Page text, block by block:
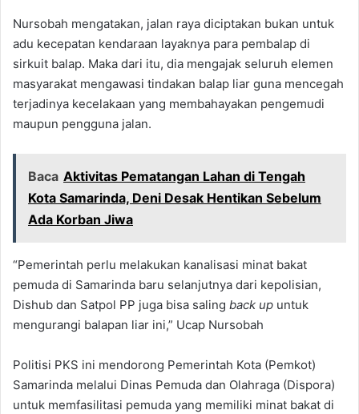
Nursobah mengatakan, jalan raya diciptakan bukan untuk
adu kecepatan kendaraan layaknya para pembalap di
sirkuit balap. Maka dari itu, dia mengajak seluruh elemen
masyarakat mengawasi tindakan balap liar guna mencegah
terjadinya kecelakaan yang membahayakan pengemudi
maupun pengguna jalan.
Baca Aktivitas Pematangan Lahan di Tengah
Kota Samarinda, Deni Desak Hentikan Sebelum
Ada Korban Jiwa
“Pemerintah perlu melakukan kanalisasi minat bakat
pemuda di Samarinda baru selanjutnya dari kepolisian,
Dishub dan Satpol PP juga bisa saling back up untuk
mengurangi balapan liar ini,” Ucap Nursobah
Politisi PKS ini mendorong Pemerintah Kota (Pemkot)
Samarinda melalui Dinas Pemuda dan Olahraga (Dispora)
untuk memfasilitasi pemuda yang memiliki minat bakat di